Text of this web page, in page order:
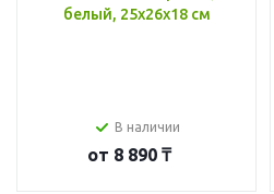
белый, 25x26x18 см
В наличии
от 8 890 ₸